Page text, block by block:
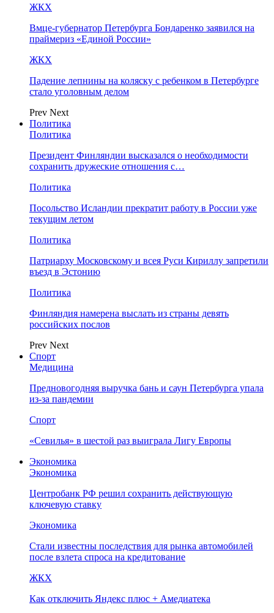
ЖКХ
Вмце-губернатор Петербурга Бондаренко заявился на
праймериз «Единой России»
ЖКХ
Падение лепнины на коляску с ребенком в Петербурге
стало уголовным делом
Prev Next
Политика
Политика
Президент Финляндии высказался о необходимости
сохранить дружеские отношения с…
Политика
Посольство Исландии прекратит работу в России уже
текущим летом
Политика
Патриарху Московскому и всея Руси Кириллу запретили
въезд в Эстонию
Политика
Финляндия намерена выслать из страны девять
российских послов
Prev Next
Спорт
Медицина
Предновогодняя выручка бань и саун Петербурга упала
из-за пандемии
Спорт
«Севилья» в шестой раз выиграла Лигу Европы
Экономика
Экономика
Центробанк РФ решил сохранить действующую
ключевую ставку
Экономика
Стали известны последствия для рынка автомобилей
после взлета спроса на кредитование
ЖКХ
Как отключить Яндекс плюс + Амедиатека